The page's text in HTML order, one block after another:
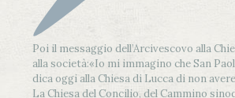
Poi il messaggio dell’Arcivescovo alla
alla società:«Io mi immagino che San
dica oggi alla Chiesa di Lucca di non
La Chiesa del Concilio, del Cammino